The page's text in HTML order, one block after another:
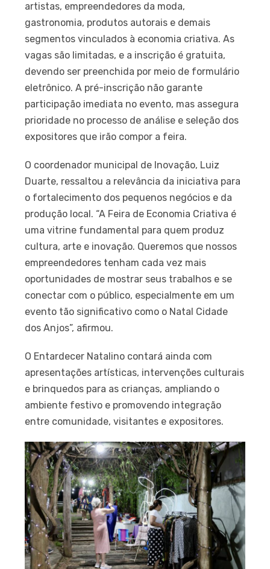
artistas, empreendedores da moda,
gastronomia, produtos autorais e demais
segmentos vinculados à economia criativa. As
vagas são limitadas, e a inscrição é gratuita,
devendo ser preenchida por meio de formulário
eletrônico. A pré-inscrição não garante
participação imediata no evento, mas assegura
prioridade no processo de análise e seleção dos
expositores que irão compor a feira.
O coordenador municipal de Inovação, Luiz
Duarte, ressaltou a relevância da iniciativa para
o fortalecimento dos pequenos negócios e da
produção local. “A Feira de Economia Criativa é
uma vitrine fundamental para quem produz
cultura, arte e inovação. Queremos que nossos
empreendedores tenham cada vez mais
oportunidades de mostrar seus trabalhos e se
conectar com o público, especialmente em um
evento tão significativo como o Natal Cidade
dos Anjos”, afirmou.
O Entardecer Natalino contará ainda com
apresentações artísticas, intervenções culturais
e brinquedos para as crianças, ampliando o
ambiente festivo e promovendo integração
entre comunidade, visitantes e expositores.